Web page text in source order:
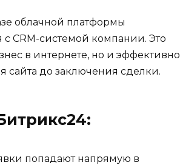
облачной платформы
CRM-системой компании. Это
в интернете, но и эффективно
сайта до заключения сделки.
попадают напрямую в